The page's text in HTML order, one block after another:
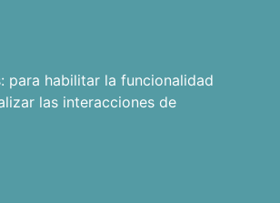
para habilitar la funcionalidad
las interacciones de